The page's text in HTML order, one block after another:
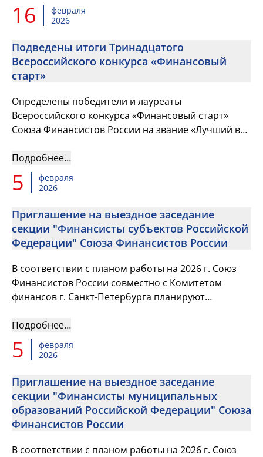
16
февраля
2026
Подведены итоги Тринадцатого
Всероссийского конкурса «Финансовый
старт»
Определены победители и лауреаты
Всероссийского конкурса «Финансовый старт»
Союза Финансистов России на звание «Лучший в
финансист» за 2025 г.
Подробнее…
5
февраля
2026
Приглашение на выездное заседание
секции "Финансисты субъектов Российской
Федерации" Союза Финансистов России
В соответствии с планом работы на 2026 г. Союз
Финансистов России совместно с Комитетом
финансов г. Санкт-Петербурга планируют
«Финансисты субъектов РФ», которое ...
Подробнее…
5
февраля
2026
Приглашение на выездное заседание
секции "Финансисты муниципальных
образований Российской Федерации" Союза
Финансистов России
В соответствии с планом работы на 2026 г. Союз